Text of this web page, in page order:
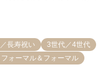
長寿祝い
3世代／4世代
フォーマル＆フォーマル